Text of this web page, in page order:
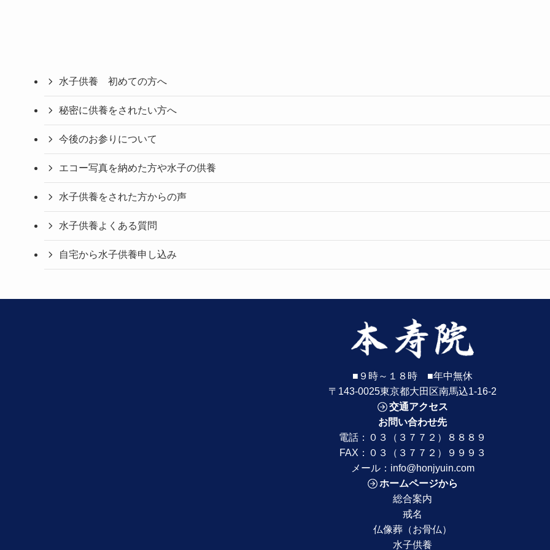
水子供養 初めての方へ
秘密に供養をされたい方へ
今後のお参りについて
エコー写真を納めた方や水子の供養
水子供養をされた方からの声
水子供養よくある質問
自宅から水子供養申し込み
■９時～１８時 ■年中無休
〒143-0025東京都大田区南馬込1-16-2
交通アクセス
お問い合わせ先
電話： ０３（３７７２）８８８９
FAX：０３（３７７２）９９９３
メール： info@honjyuin.com
ホームページから
総合案内
戒名
仏像葬（お骨仏）
水子供養